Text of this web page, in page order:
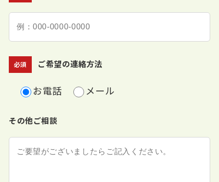
必須 ご希望の連絡方法
お電話 メール
その他ご相談